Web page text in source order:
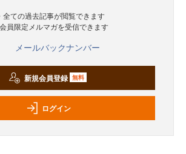
全ての過去記事が閲覧できます
会員限定メルマガを受信できます
メールバックナンバー
新規会員登録 無料
ログイン